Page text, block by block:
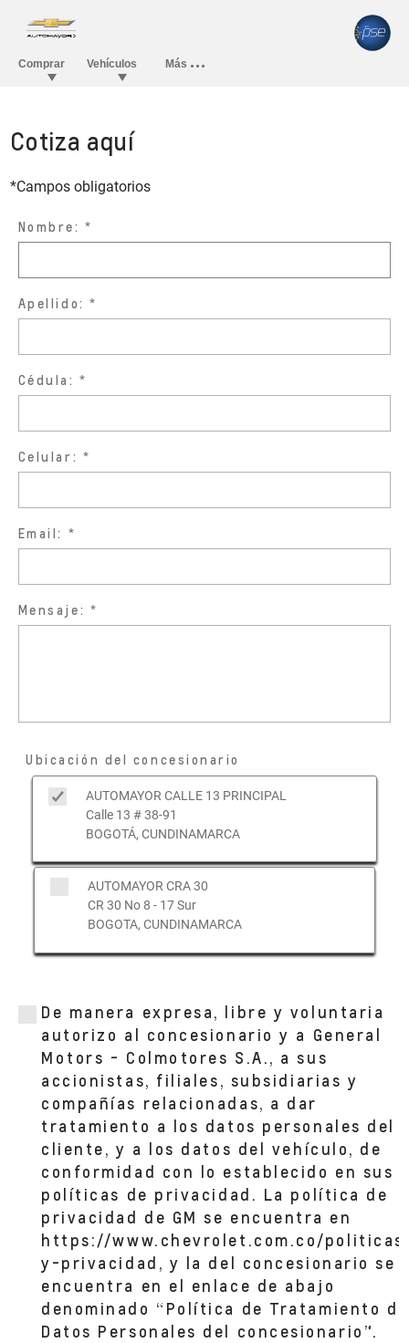
Cotiza aquí
*Campos obligatorios
Nombre:
Apellido:
Cédula:
Celular:
Email:
Mensaje:
Ubicación del concesionario
AUTOMAYOR CALLE 13 PRINCIPAL
Calle 13 # 38-91
BOGOTÁ, CUNDINAMARCA
AUTOMAYOR CRA 30
CR 30 No 8 - 17 Sur
BOGOTA, CUNDINAMARCA
De manera expresa, libre y voluntaria
autorizo al concesionario y a General
Motors - Colmotores S.A., a sus
accionistas, filiales, subsidiarias y
compañías relacionadas, a dar
tratamiento a los datos personales del
cliente, y a los datos del vehículo, de
conformidad con lo establecido en sus
políticas de privacidad. La política de
privacidad de GM se encuentra en
https://www.chevrolet.com.co/
y-privacidad, y la del concesionario se
encuentra en el enlace de abajo
denominado “Política de Tratamiento de
Datos Personales del concesionario”.